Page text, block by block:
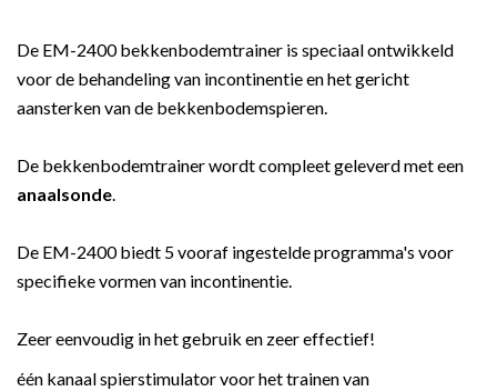
De EM-2400 bekkenbodemtrainer is speciaal ontwikkeld
voor de behandeling van incontinentie en het gericht
aansterken van de bekkenbodemspieren.
De bekkenbodemtrainer wordt compleet geleverd met een
anaalsonde.
De EM-2400 biedt 5 vooraf ingestelde programma's voor
specifieke vormen van incontinentie.
Zeer eenvoudig in het gebruik en zeer effectief!
één kanaal spierstimulator voor het trainen van